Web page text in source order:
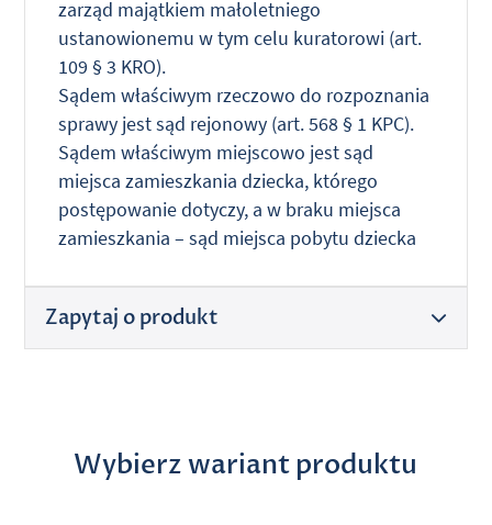
zarząd majątkiem małoletniego
ustanowionemu w tym celu kuratorowi (art.
109 § 3 KRO).
Sądem właściwym rzeczowo do rozpoznania
sprawy jest sąd rejonowy (art. 568 § 1 KPC).
Sądem właściwym miejscowo jest sąd
miejsca zamieszkania dziecka, którego
postępowanie dotyczy, a w braku miejsca
zamieszkania – sąd miejsca pobytu dziecka
Zapytaj o produkt
Wybierz wariant produktu